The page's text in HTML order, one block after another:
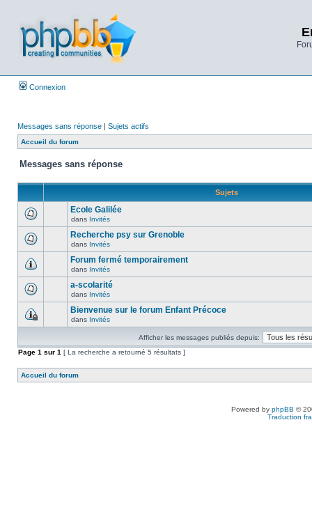
Connexion
Messages sans réponse | Sujets actifs
Accueil du forum
Messages sans réponse
Sujets
Ecole Galilée
dans Invités
Recherche psy sur Grenoble
dans Invités
Forum fermé temporairement
dans Invités
a-scolarité
dans Invités
Bienvenue sur le forum Enfant Précoce
dans Invités
Afficher les messages publiés depuis:
Page 1 sur 1 [ La recherche a retourné 5 résultats ]
Accueil du forum
Powered by phpBB ©
Traduction